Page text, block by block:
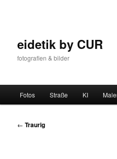
eidetik by CUR
fotografien & bilder
Fotos Straße KI
Beitrags-
← Traurig